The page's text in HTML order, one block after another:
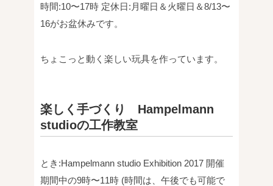
時間:10〜17時 定休日:月曜日＆火曜日＆8/13〜
16がお盆休みです。
ちょこっと動く楽しい玩具を作っています。
楽しく手づくり Hampelmann
studioの工作教室
とき:Hampelmann studio Exhibition 2017 開催
期間中の9時〜11時 (時間は、午後でも可能で